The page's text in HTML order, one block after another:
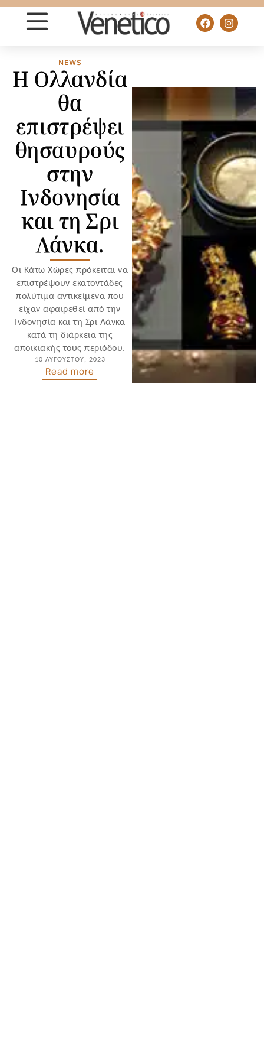
NEWS
Η Ολλανδία
θα
επιστρέψει
θησαυρούς
στην
Ινδονησία
και τη Σρι
Λάνκα.
Οι Κάτω Χώρες πρόκειται να
επιστρέψουν εκατοντάδες
πολύτιμα αντικείμενα που
είχαν αφαιρεθεί από την
Ινδονησία και τη Σρι Λάνκα
κατά τη διάρκεια της
αποικιακής τους περιόδου.
10 ΑΥΓΟΎΣΤΟΥ, 2023
Read more